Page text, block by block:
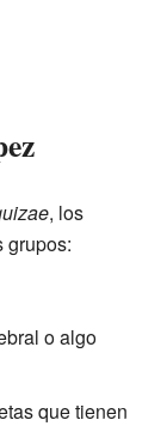
, los
grupos:
o algo
que tienen